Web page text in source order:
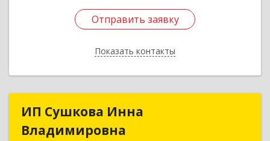
Отправить заявку
Показать контакты
Отправить заявку
Назад
ИП Сушкова Инна
Владимировна
ИП Сушкова Инна